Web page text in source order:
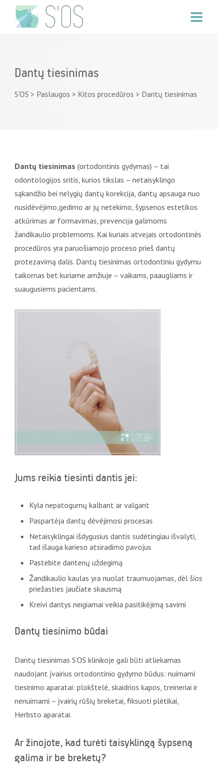
Dantų tiesinimas
S'OS > Paslaugos > Kitos procedūros > Dantų tiesinimas
Dantų tiesinimas (ortodontinis gydymas) – tai
odontologijos sritis, kurios tikslas – netaisyklingo
sąkandžio bei nelygių dantų korekcija, dantų apsauga nuo
nusidėvėjimo,gedimo ar jų netekimo, šypsenos estetikos
atkūrimas ar formavimas, prevencija galimoms
žandikaulio problemoms. Kai kuriais atvejais ortodontinės
procedūros yra paruošiamojo proceso prieš dantų
protezavimą dalis. Dantų tiesinimas ortodontiniu gydymu
taikomas bet kuriame amžiuje – vaikams, paaugliams ir
suaugusiems pacientams.
Jums reikia tiesinti dantis jei:
Kyla nepatogumų kalbant ar valgant
Paspartėja dantų dėvėjimosi procesas
Netaisyklingai išdygusius dantis sudėtingiau išvalyti,
tad išauga karieso atsiradimo pavojus
Pastebite dantenų uždegimą
Žandikaulio kaulas yra nuolat traumuojamas, dėl šios
priežasties jaučiate skausmą
Kreivi dantys neigiamai veikia pasitikėjimą savimi
Dantų tiesinimo būdai
Dantų tiesinimas S’OS klinikoje gali būti atliekamas
naudojant įvairius ortodontinio gydymo būdus: nuimami
tiesinimo aparatai: plokštelė, skaidrios kapos, treineriai ir
nenuimami – įvairių rūšių breketai, fiksuoti plėtikai,
Herbsto aparatai.
Ar žinojote, kad turėti taisyklingą šypseną
galima ir be breketų?